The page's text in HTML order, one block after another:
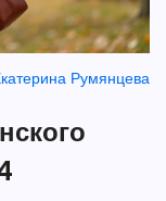
Румянцева